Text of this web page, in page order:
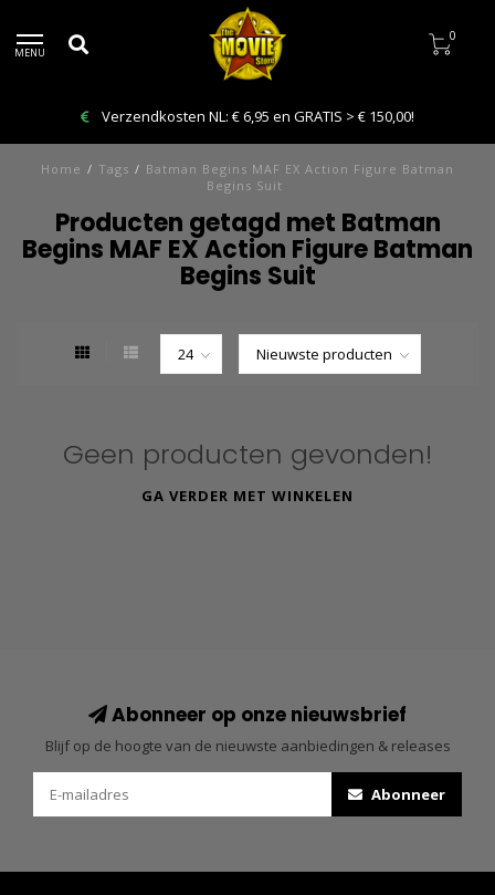
MENU
0
Verzendkosten NL: € 6,95 en GRATIS > € 150,00!
Home / Tags / Batman Begins MAF EX Action Figure Batman
Begins Suit
Producten getagd met Batman
Begins MAF EX Action Figure Batman
Begins Suit
Geen producten gevonden!
GA VERDER MET WINKELEN
Abonneer op onze nieuwsbrief
Blijf op de hoogte van de nieuwste aanbiedingen & releases
Abonneer